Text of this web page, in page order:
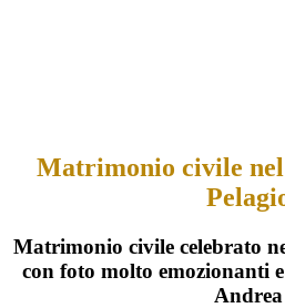
Matrimonio civile nel
Matrimonio civile celebrato
con foto molto emozionanti
Andrea